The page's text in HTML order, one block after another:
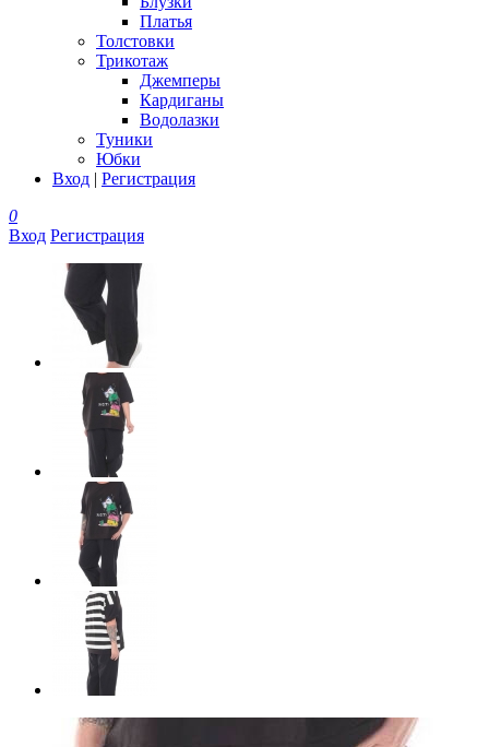
Платья
Толстовки
Трикотаж
Джемперы
Кардиганы
Водолазки
Туники
Юбки
Вход | Регистрация
0
Вход Регистрация